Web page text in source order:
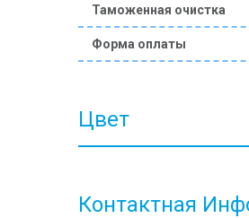
Таможенная очистка
Форма оплаты
Цвет
Контактная